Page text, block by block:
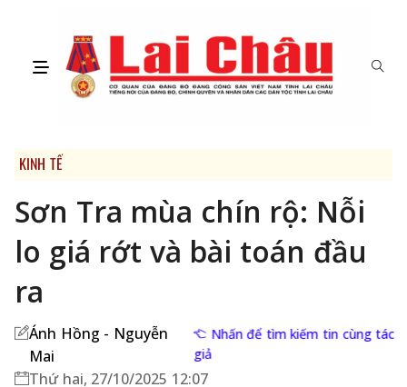
KINH TẾ
Sơn Tra mùa chín rộ: Nỗi
lo giá rớt và bài toán đầu
ra
Ánh Hồng - Nguyễn
Mai
Nhấn để tìm kiếm tin cùng tác
giả
Thứ hai, 27/10/2025 12:07